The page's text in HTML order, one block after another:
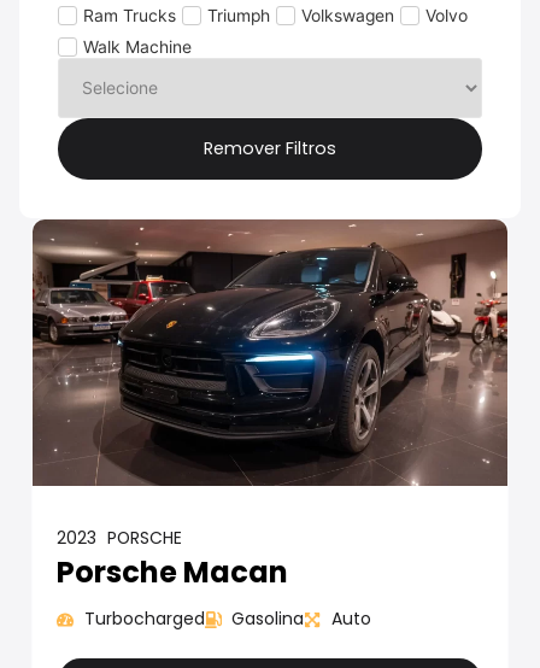
Ram Trucks
Triumph Volkswagen
Volvo
Walk Machine
Remover Filtros
2023 PORSCHE
Porsche Macan
Turbocharged Gasolina Auto